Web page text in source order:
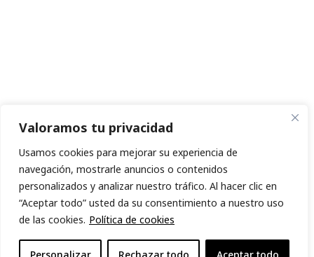
Valoramos tu privacidad
Usamos cookies para mejorar su experiencia de
navegación, mostrarle anuncios o contenidos
personalizados y analizar nuestro tráfico. Al hacer clic en
“Aceptar todo” usted da su consentimiento a nuestro uso
de las cookies. Política de cookies